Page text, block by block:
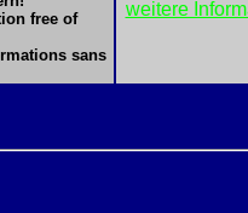
free of
sans
weitere